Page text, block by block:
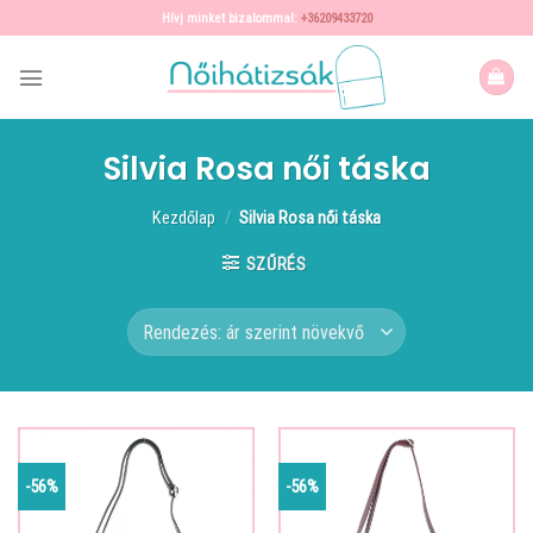
to
content
Hívj minket bizalommal: +36209433720
Silvia Rosa női táska
Kezdőlap / Silvia Rosa női táska
SZŰRÉS
-56% -56%